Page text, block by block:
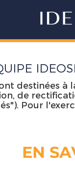
destinées
de
Pour
EN